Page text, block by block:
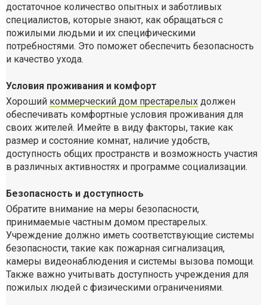
достаточное количество опытных и заботливых
специалистов, которые знают, как обращаться с
пожилыми людьми и их специфическими
потребностями. Это поможет обеспечить безопасность
и качество ухода.
Условия проживания и комфорт
Хороший коммерческий дом престарелых должен
обеспечивать комфортные условия проживания для
своих жителей. Имейте в виду факторы, такие как
размер и состояние комнат, наличие удобств,
доступность общих пространств и возможность участия
в различных активностях и программе социализации.
Безопасность и доступность
Обратите внимание на меры безопасности,
принимаемые частным домом престарелых.
Учреждение должно иметь соответствующие системы
безопасности, такие как пожарная сигнализация,
камеры видеонаблюдения и системы вызова помощи.
Также важно учитывать доступность учреждения для
пожилых людей с физическими ограничениями.